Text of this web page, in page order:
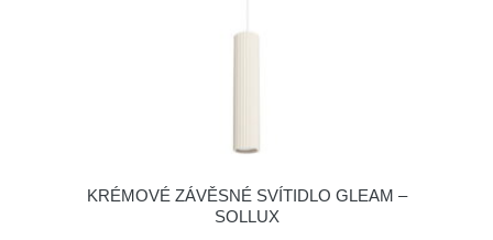
KRÉMOVÉ ZÁVĚSNÉ SVÍTIDLO GLEAM –
SOLLUX